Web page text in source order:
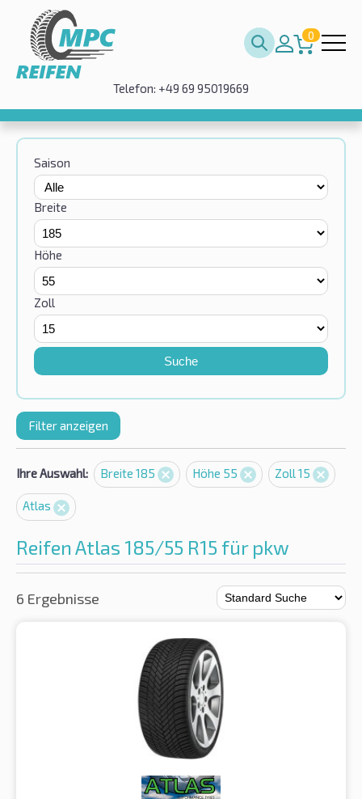
0
Telefon: +49 69 95019669
Saison
Breite
Höhe
Zoll
Suche
Filter anzeigen
Ihre Auswahl: Breite 185 Höhe 55 Zoll 15
Atlas
Reifen Atlas 185/55 R15 für pkw
6 Ergebnisse